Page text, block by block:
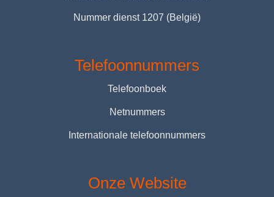
Nummer dienst 1207 (België)
Telefoonnummers
Telefoonboek
Netnummers
Internationale telefoonnummers
Onze Website